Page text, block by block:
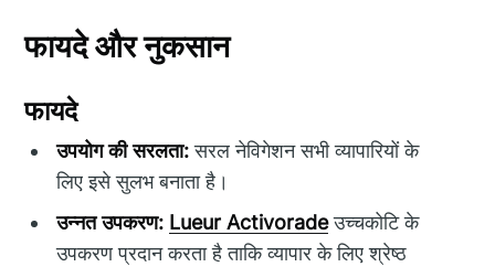
फायदे और नुकसान
फायदे
उपयोग की सरलता:सरल नेविगेशन सभी व्यापारियों के
लिए इसे सुलभ बनाता है।
उन्नत उपकरण: Lueur Activoradeउच्चकोटि के
उपकरण प्रदान करता है ताकि व्यापार के लिए श्रेष्ठ